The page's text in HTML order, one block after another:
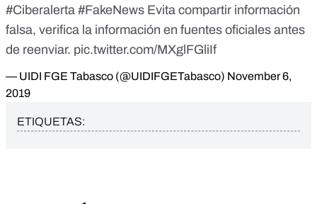
#Ciberalerta #FakeNews Evita compartir información
falsa, verifica la información en fuentes oficiales antes
de reenviar. pic.twitter.com/MXglFGliIf
— UIDI FGE Tabasco (@UIDIFGETabasco) November 6,
2019
ETIQUETAS: